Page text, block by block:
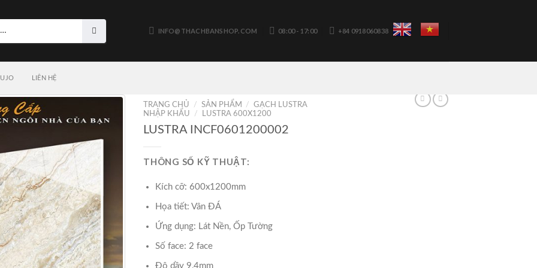
INFO@THACHBANSHOP.COM 08:00 - 17:00 +84 0918060838
LUJO LIÊN HỆ
TRANG CHỦ / SẢN PHẨM /
GẠCH LUSTRA
NHẬP KHẨU
/ LUSTRA 600X1200
LUSTRA INCF0601200002
THÔNG SỐ KỸ THUẬT:
Kích cỡ: 600x1200mm
Họa tiết: Vân ĐÁ
Ứng dụng: Lát Nền, Ốp Tường
Số face: 2 face
Độ dầy 9,4mm